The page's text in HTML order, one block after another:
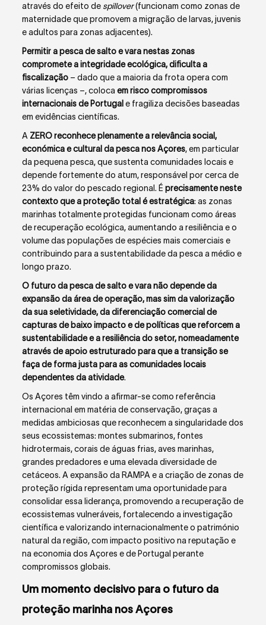
através do efeito de spillover(funcionam como zonas de
maternidade que promovem a migração de larvas, juvenis
e adultos para zonas adjacentes).
Permitir a pesca de salto e vara nestas zonas
compromete a integridade ecológica, dificulta a
fiscalização – dado que a maioria da frota opera com
várias licenças –, colocaem risco compromissos
internacionais de Portugal e fragiliza decisões baseadas
em evidências científicas.
A ZERO reconhece plenamente a relevância social,
económica e cultural da pesca nos Açores, em particular
da pequena pesca, que sustenta comunidades locais e
depende fortemente do atum, responsável por cerca de
23% do valor do pescado regional. Éprecisamente neste
contexto que a proteção total é estratégica: as zonas
marinhas totalmente protegidas funcionam como áreas
de recuperação ecológica, aumentando a resiliência e o
volume das populações de espécies mais comerciais e
contribuindo para a sustentabilidade da pesca a médio e
longo prazo.
O futuro da pesca de salto e vara não depende da
expansão da área de operação, mas sim da valorização
da sua seletividade, da diferenciação comercial de
capturas de baixo impacto e de políticas que reforcem a
sustentabilidade e a resiliência do setor, nomeadamente
através de apoio estruturado para que a transição se
faça de forma justa para as comunidades locais
dependentes da atividade.
Os Açores têm vindo a afirmar-se como referência
internacional em matéria de conservação, graças a
medidas ambiciosas que reconhecem a singularidade dos
seus ecossistemas: montes submarinos, fontes
hidrotermais, corais de águas frias, aves marinhas,
grandes predadores e uma elevada diversidade de
cetáceos. A expansão da RAMPA e a criação de zonas de
proteção rígida representam uma oportunidade para
consolidar essa liderança, promovendo a recuperação de
ecossistemas vulneráveis, fortalecendo a investigação
científica e valorizando internacionalmente o património
natural da região, com impacto positivo na reputação e
na economia dos Açores e de Portugal perante
compromissos globais.
Um momento decisivo para o futuro da
proteção marinha nos Açores